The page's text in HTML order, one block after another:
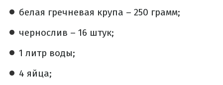
белая гречневая крупа – 250 грамм;
чернослив – 16 штук;
1 литр воды;
4 яйца;